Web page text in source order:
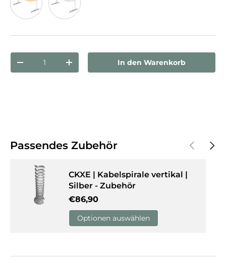
Anzahl
Menge verringernMenge erhöhenIn den Warenkorb
Passendes Zubehör Vorherige
CKXE | Kabelspirale vertikal |
Silber - Zubehör
Normaler Preis
€86,90
Optionen auswählen